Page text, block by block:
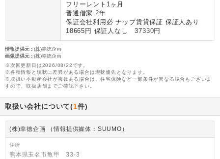
フリーレント1ヶ月
普通借家 2年
保証会社利用必 ナップ賃貸保証 保証人あり
18665円 保証人なし 37330円
情報提供元 : (株)幸徳企画
画像提供元 : (株)幸徳企画
※次回更新日は2026/08/22です。
※各種情報と現状に差異がある場合は現状優先となります。
※取扱い不動産会社が複数ある場合は、住宅保険など一部条件が異なる場合もございま
すので、取扱店舗までご確認下さい。
取扱い会社について(1件)
(株)幸徳企画 （情報提供媒体：SUUMO）
住所
熊本県玉名市亀甲 33-3